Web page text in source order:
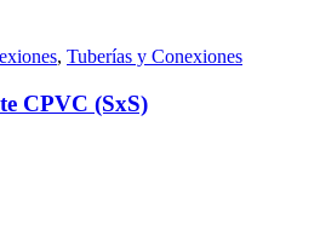
, Tuberías y Conexiones
CPVC (SxS)